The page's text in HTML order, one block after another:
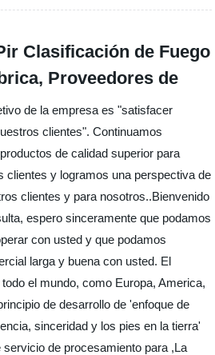
Clasificación de Fuego
Proveedores de
de la empresa es "satisfacer
clientes". Continuamos
de calidad superior para
clientes y logramos una perspectiva de
clientes y para nosotros..Bienvenido
espero sinceramente que podamos
con usted y que podamos
larga y buena con usted. El
el mundo, como Europa, America,
de desarrollo de 'enfoque de
sinceridad y los pies en la tierra'
de procesamiento para ,La